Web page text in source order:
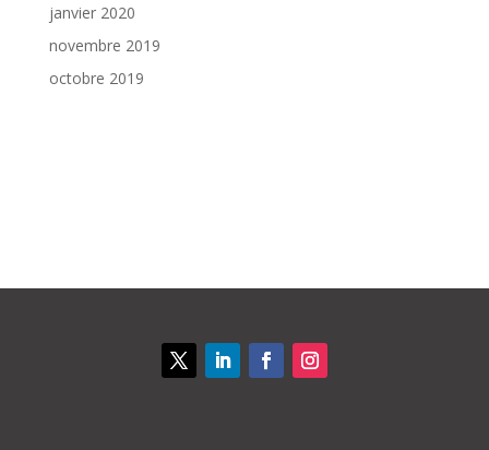
janvier 2020
novembre 2019
octobre 2019